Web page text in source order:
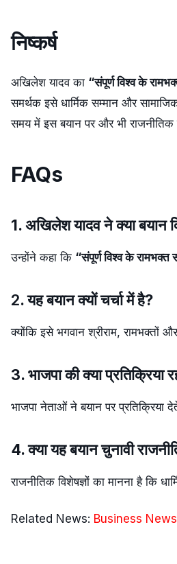
निष्कर्ष
अखिलेश यादव का “संपूर्ण विश्व के
समर्थक इसे धार्मिक सम्मान और
समय में इस बयान पर और भी राजनीतिक
FAQs
1. अखिलेश यादव ने क्या बयान
उन्होंने कहा कि “संपूर्ण विश्व के रामभक्त
2. यह बयान क्यों चर्चा में है?
क्योंकि इसे भगवान श्रीराम, रामभक्तों
3. भाजपा की क्या प्रतिक्रिया
भाजपा नेताओं ने बयान पर प्रतिक्रिया
4. क्या यह बयान चुनावी
राजनीतिक विशेषज्ञों का मानना है कि
Related News: Business News